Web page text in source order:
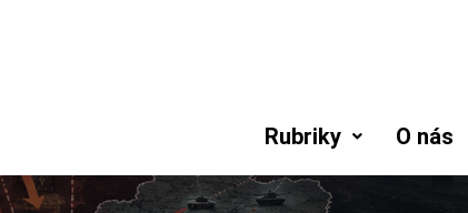
Rubriky O nás